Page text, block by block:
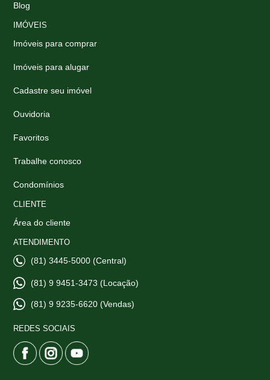
Blog
IMÓVEIS
Imóveis para comprar
Imóveis para alugar
Cadastre seu imóvel
Ouvidoria
Favoritos
Trabalhe conosco
Condomínios
CLIENTE
Área do cliente
ATENDIMENTO
(81) 3445-5000 (Central)
(81) 9 9451-3473 (Locação)
(81) 9 9235-6620 (Vendas)
REDES SOCIAIS